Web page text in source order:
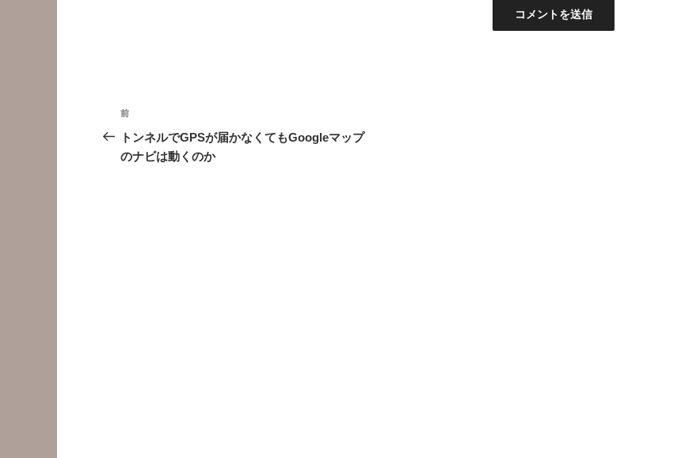
投
稿
ナ
前
の
投
前
トンネルでGPSが届かなくてもGoogleマップ
のナビは動くのか